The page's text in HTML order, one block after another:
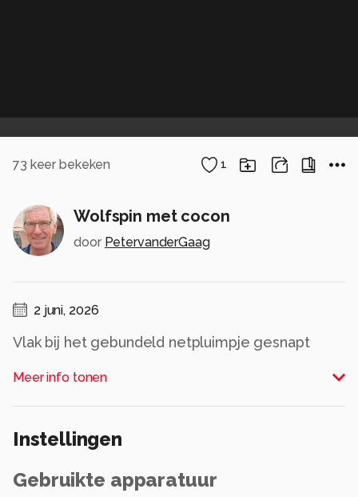
73 keer bekeken 1
Wolfspin met cocon
door PetervanderGaag
2 juni, 2026
Vlak bij het gebundeld netpluimpje gesnapt
Meer info tonen
Instellingen
Gebruikte apparatuur